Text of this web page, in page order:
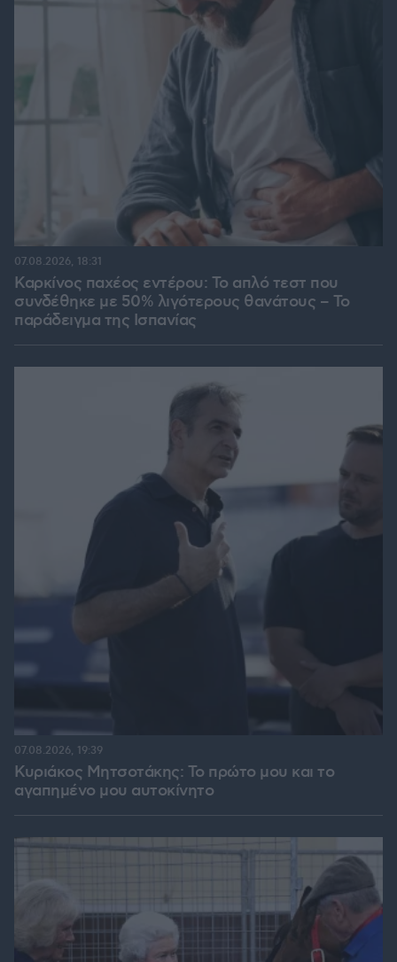
Καρκίνος παχέος εντέρου: Το απλό τεστ που
συνδέθηκε με 50% λιγότερους θανάτους – Το
παράδειγμα της Ισπανίας
07.08.2026, 18:31
Κυριάκος Μητσοτάκης: Το πρώτο μου και το
αγαπημένο μου αυτοκίνητο
07.08.2026, 19:39